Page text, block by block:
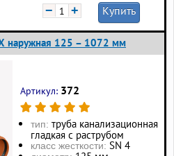
− + Купить
наружная 125 – 1072 мм
Артикул: 372
тип: труба канализационная
гладкая с раструбом
класс жесткости: SN 4